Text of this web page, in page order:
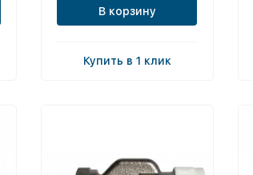
В корзину
Купить в 1 клик